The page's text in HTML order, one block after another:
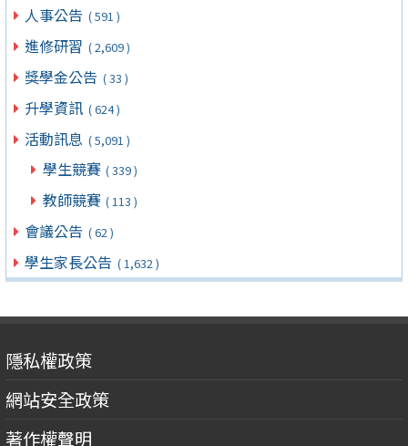
人事公告 ( 591 )
進修研習 ( 2,609 )
獎學金公告 ( 33 )
升學資訊 ( 624 )
活動訊息 ( 5,091 )
學生競賽 ( 339 )
教師競賽 ( 113 )
會議公告 ( 62 )
學生家長公告 ( 1,632 )
隱私權政策
網站安全政策
著作權聲明